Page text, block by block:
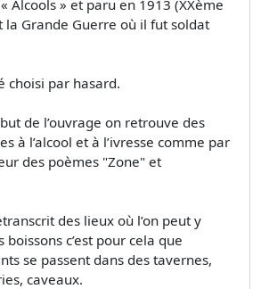
Alcools » et paru en 1913 (XXème
la Grande Guerre où il fut soldat
choisi par hasard.
de l’ouvrage on retrouve des
à l’alcool et à l’ivresse comme par
des poèmes "Zone" et
des lieux où l’on peut y
c’est pour cela que
se passent dans des tavernes,
caveaux.